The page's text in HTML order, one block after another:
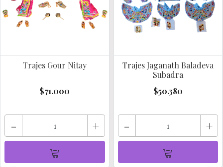
Trajes Gour Nitay
$71.000
- +
Trajes Jaganath Baladeva
Subadra
$50.380
- +